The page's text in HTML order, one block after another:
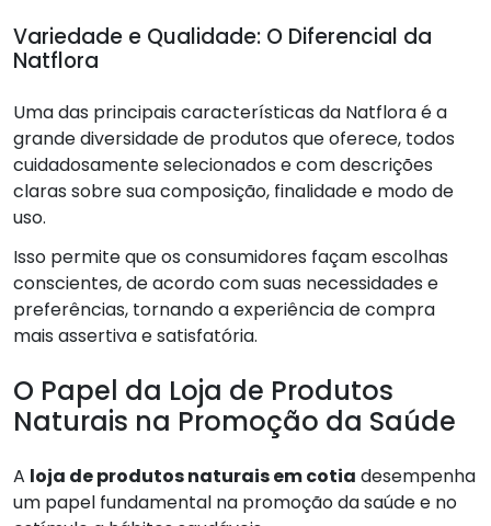
Variedade e Qualidade: O Diferencial da
Natflora
Uma das principais características da Natflora é a
grande diversidade de produtos que oferece, todos
cuidadosamente selecionados e com descrições
claras sobre sua composição, finalidade e modo de
uso.
Isso permite que os consumidores façam escolhas
conscientes, de acordo com suas necessidades e
preferências, tornando a experiência de compra
mais assertiva e satisfatória.
O Papel da Loja de Produtos
Naturais na Promoção da Saúde
A loja de produtos naturais em cotia desempenha
um papel fundamental na promoção da saúde e no